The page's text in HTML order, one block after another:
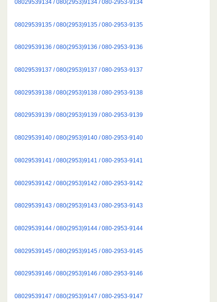
08029539134 / 080(2953)9134 / 080-2953-9134
08029539135 / 080(2953)9135 / 080-2953-9135
08029539136 / 080(2953)9136 / 080-2953-9136
08029539137 / 080(2953)9137 / 080-2953-9137
08029539138 / 080(2953)9138 / 080-2953-9138
08029539139 / 080(2953)9139 / 080-2953-9139
08029539140 / 080(2953)9140 / 080-2953-9140
08029539141 / 080(2953)9141 / 080-2953-9141
08029539142 / 080(2953)9142 / 080-2953-9142
08029539143 / 080(2953)9143 / 080-2953-9143
08029539144 / 080(2953)9144 / 080-2953-9144
08029539145 / 080(2953)9145 / 080-2953-9145
08029539146 / 080(2953)9146 / 080-2953-9146
08029539147 / 080(2953)9147 / 080-2953-9147